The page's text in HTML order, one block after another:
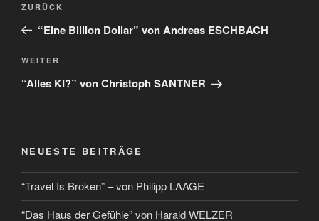
ZURÜCK
“Eine Billion Dollar” von Andreas ESCHBACH
WEITER
“Alles KI?” von Christoph SANTNER
NEUESTE BEITRÄGE
“Travel Is Broken” – von Philipp LAAGE
“Das Haus der Gefühle” von Harald WELZER